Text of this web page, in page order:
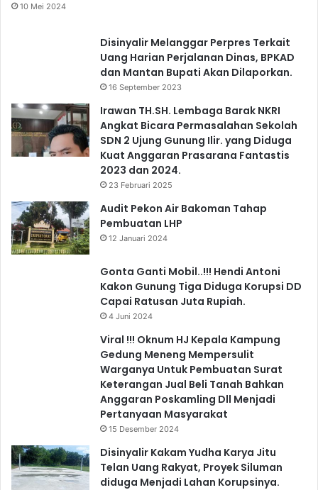
10 Mei 2024
Disinyalir Melanggar Perpres Terkait
Uang Harian Perjalanan Dinas, BPKAD
dan Mantan Bupati Akan Dilaporkan.
16 September 2023
Irawan TH.SH. Lembaga Barak NKRI
Angkat Bicara Permasalahan Sekolah
SDN 2 Ujung Gunung Ilir. yang Diduga
Kuat Anggaran Prasarana Fantastis
2023 dan 2024.
23 Februari 2025
Audit Pekon Air Bakoman Tahap
Pembuatan LHP
12 Januari 2024
Gonta Ganti Mobil..!!! Hendi Antoni
Kakon Gunung Tiga Diduga Korupsi DD
Capai Ratusan Juta Rupiah.
4 Juni 2024
Viral !!! Oknum HJ Kepala Kampung
Gedung Meneng Mempersulit
Warganya Untuk Pembuatan Surat
Keterangan Jual Beli Tanah Bahkan
Anggaran Poskamling Dll Menjadi
Pertanyaan Masyarakat
15 Desember 2024
Disinyalir Kakam Yudha Karya Jitu
Telan Uang Rakyat, Proyek Siluman
diduga Menjadi Lahan Korupsinya.